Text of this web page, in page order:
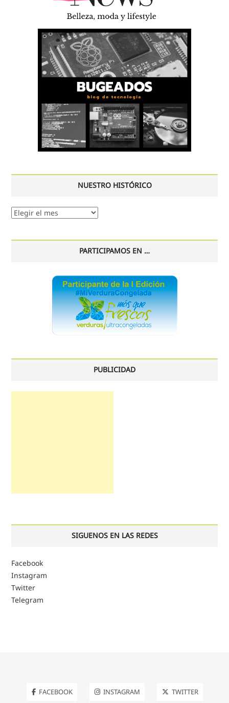
NUESTRO HISTÓRICO
Nuestro
PARTICIPAMOS EN …
PUBLICIDAD
SIGUENOS EN LAS REDES
Facebook
Instagram
Twitter
Telegram
FACEBOOK INSTAGRAM TWITTER